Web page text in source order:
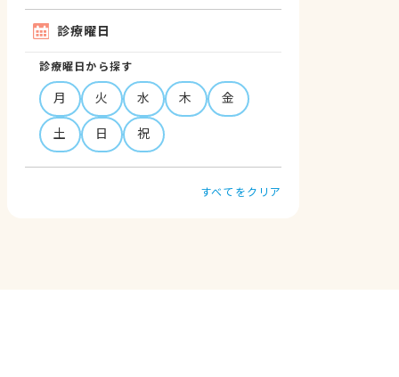
診療曜日
診療曜日から探す
月 火 水 木
金
土
日 祝
すべてをクリア